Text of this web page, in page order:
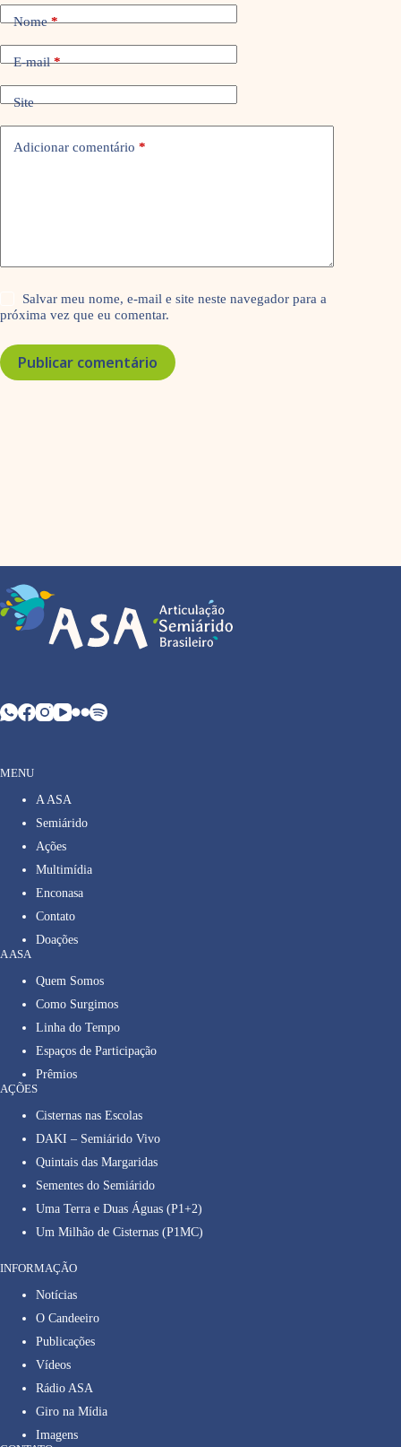
Nome*
E-mail*
Site
Adicionar comentário *
Salvar meu nome, e-mail e site neste navegador para a
próxima vez que eu comentar.
Publicar comentário
MENU
A ASA
Semiárido
Ações
Multimídia
Enconasa
Contato
Doações
A ASA
Quem Somos
Como Surgimos
Linha do Tempo
Espaços de Participação
Prêmios
AÇÕES
Cisternas nas Escolas
DAKI – Semiárido Vivo
Quintais das Margaridas
Sementes do Semiárido
Uma Terra e Duas Águas (P1+2)
Um Milhão de Cisternas (P1MC)
INFORMAÇÃO
Notícias
O Candeeiro
Publicações
Vídeos
Rádio ASA
Giro na Mídia
Imagens